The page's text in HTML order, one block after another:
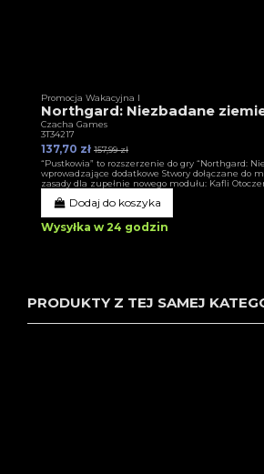
Promocja Wakacyjna I
Northgard: Niezbadane
Czacha Games
3T34217
137,70 zł 157,99 zł
“Pustkowia” to rozszerzenie do gry “Northgard:
wprowadzające dodatkowe Stwory dołączane do
zasady dla zupełnie nowego modułu: Kafli
Dodaj do koszyka
Wysyłka w 24 godzin
PRODUKTY Z TEJ SAMEJ